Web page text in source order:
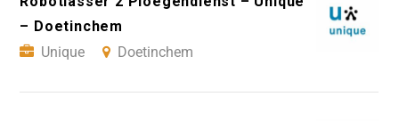
– Doetinchem
Unique
Doetinchem